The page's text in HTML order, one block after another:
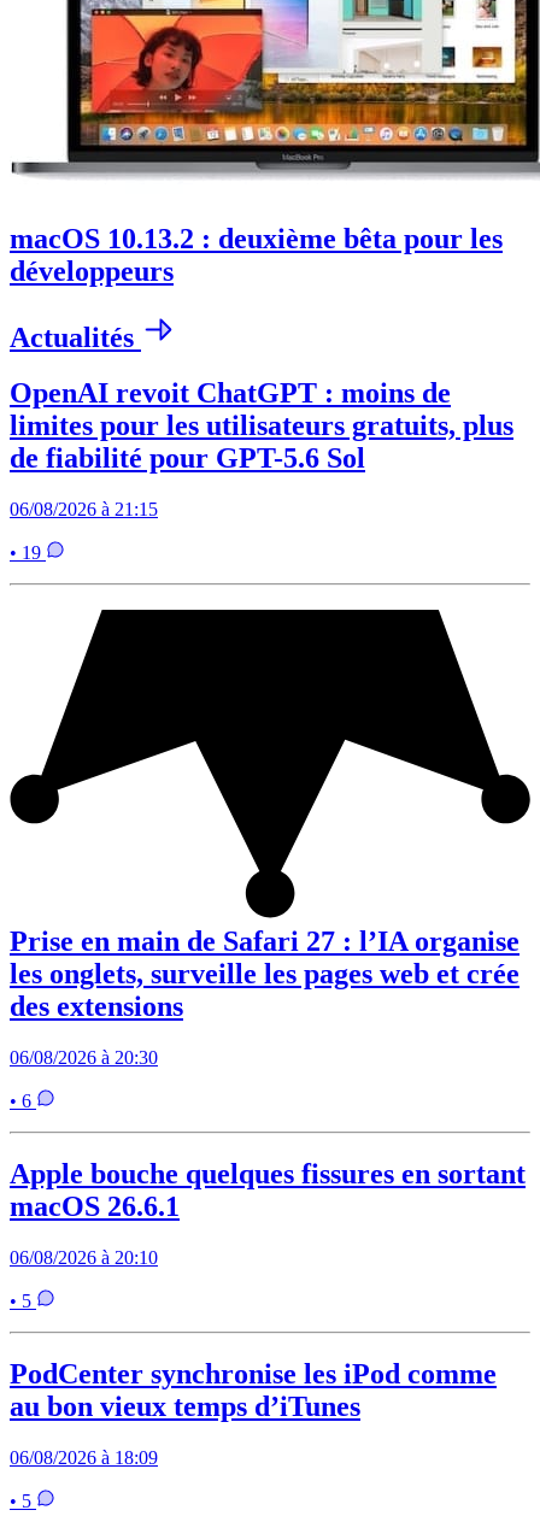
macOS 10.13.2 : deuxième bêta pour les
développeurs
Actualités
OpenAI revoit ChatGPT : moins de
limites pour les utilisateurs gratuits, plus
de fiabilité pour GPT-5.6 Sol
06/08/2026 à 21:15
• 19
Prise en main de Safari 27 : l’IA organise
les onglets, surveille les pages web et crée
des extensions
06/08/2026 à 20:30
• 6
Apple bouche quelques fissures en sortant
macOS 26.6.1
06/08/2026 à 20:10
• 5
PodCenter synchronise les iPod comme
au bon vieux temps d’iTunes
06/08/2026 à 18:09
• 5